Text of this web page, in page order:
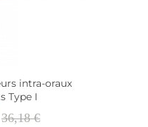
intra-oraux
Type I
36,18 €